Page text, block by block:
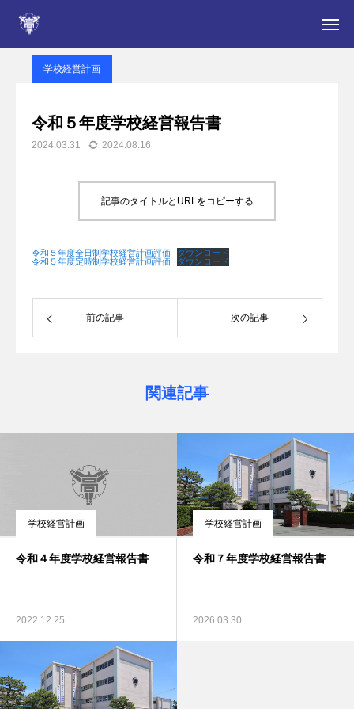
学校経営計画
令和５年度学校経営報告書
2024.03.31 2024.08.16
記事のタイトルとURLをコピーする
令和５年度全日制学校経営計画評価
ダウンロード
令和５年度定時制学校経営計画評価
ダウンロード
前の記事 次の記事
関連記事
学校経営計画
令和４年度学校経営報告書
2022.12.25
学校経営計画
令和７年度学校経営報告書
2026.03.30
学校案内
在校生・保護者の皆さん